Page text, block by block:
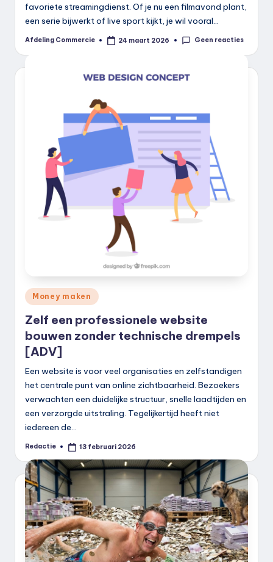
favoriete streamingdienst. Of je nu een filmavond plant,
een serie bijwerkt of live sport kijkt, je wil vooral…
Geplaatst
Afdeling Commercie 24 maart 2026 Geen reacties
Geplaatst
Money maken
Zelf een professionele website
bouwen zonder technische drempels
[ADV]
Een website is voor veel organisaties en zelfstandigen
het centrale punt van online zichtbaarheid. Bezoekers
verwachten een duidelijke structuur, snelle laadtijden en
een verzorgde uitstraling. Tegelijkertijd heeft niet
iedereen de…
Geplaatst
Redactie 13 februari 2026